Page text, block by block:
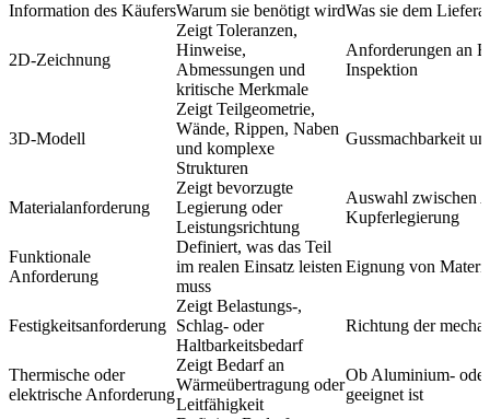
Information des KäufersWarum sie benötigt wirdWas sie dem
2D-Zeichnung
Zeigt Toleranzen,
Hinweise,
Abmessungen und
kritische Merkmale
Anforderungen an
Inspektion
3D-Modell
Zeigt Teilgeometrie,
Wände, Rippen, Naben
und komplexe
Strukturen
Gussmachbarkeit
Materialanforderung
Zeigt bevorzugte
Legierung oder
Leistungsrichtung
Auswahl zwischen
Kupferlegierung
Funktionale
Anforderung
Definiert, was das Teil
im realen Einsatz leisten
muss
Eignung von
Festigkeitsanforderung
Zeigt Belastungs-,
Schlag- oder
Haltbarkeitsbedarf
Richtung der
Thermische oder
elektrische Anforderung
Zeigt Bedarf an
Wärmeübertragung oder
Leitfähigkeit
Ob Aluminium-
geeignet ist